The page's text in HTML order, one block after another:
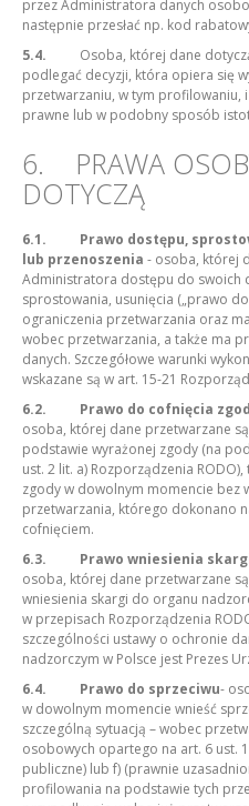
przez Administratora danych
następnie przesłać np. kod
5.4. Osoba, której dane
podlegać decyzji, która opiera się
przetwarzaniu, w tym profilowaniu,
prawne lub w podobny sposób
6. PRAWA
DOTYCZĄ
6.1. Prawo dostępu,
lub przenoszenia - osoba, której
Administratora dostępu do swoich
sprostowania, usunięcia („prawo
ograniczenia przetwarzania oraz
wobec przetwarzania, a także ma
danych. Szczegółowe warunki
wskazane są w art. 15-21
6.2. Prawo do cofnięcia
osoba, której dane przetwarzane
podstawie wyrażonej zgody (na
ust. 2 lit. a) Rozporządzenia
zgody w dowolnym momencie bez
przetwarzania, którego dokonano
cofnięciem.
6.3. Prawo wniesienia
osoba, której dane przetwarzane
wniesienia skargi do organu
w przepisach Rozporządzenia
szczególności ustawy o ochronie
nadzorczym w Polsce jest Prezes
6.4. Prawo do sprzeciwu-
w dowolnym momencie wnieść
szczególną sytuacją – wobec
osobowych opartego na art. 6 ust.
publiczne) lub f) (prawnie
profilowania na podstawie tych